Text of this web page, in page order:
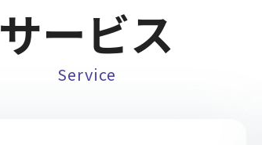
サービス
Service